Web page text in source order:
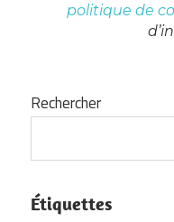
politique de
Rechercher
Étiquettes